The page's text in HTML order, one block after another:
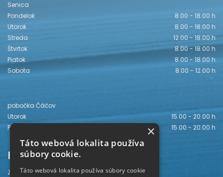
Senica
Pondelok
8.00 - 18.00 h
Utorok
8.00 - 18.00 h
Streda
12.00 - 18.00 h
Štvrtok
8.00 - 18.00 h
Piatok
8.00 - 18.00 h
Sobota
8.00 - 12.00 h
pobočka Čáčov
Utorok
15.00 - 20.00 h
Piatok
15.00 - 20.00 h
Kontakt
Záhorská knižnica
×
Táto webová lokalita používa
súbory cookie.
Táto webová lokalita používa súbory cookie